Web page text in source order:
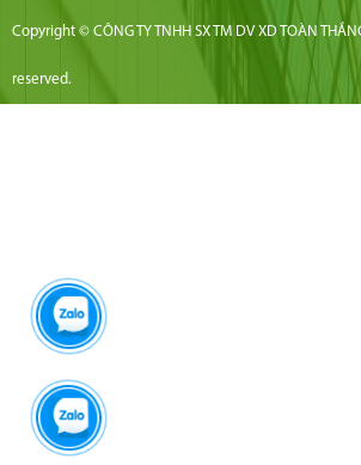
Copyright © CÔNG TY TNHH SX TM DV XD TOÀN
reserved.